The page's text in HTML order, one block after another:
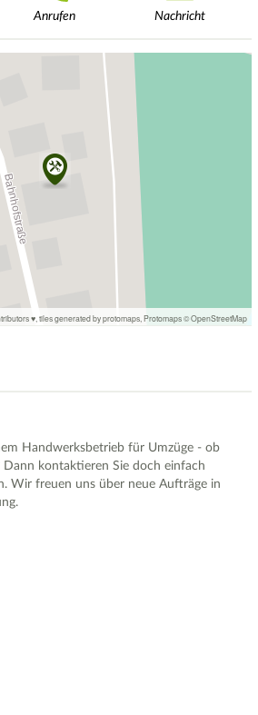
Anrufen Nachricht
♥, tiles generated by protomaps Protomaps©OpenStreetMap
Handwerksbetrieb für Umzüge - ob
Dann kontaktieren Sie doch einfach
Wir freuen uns über neue Aufträge in